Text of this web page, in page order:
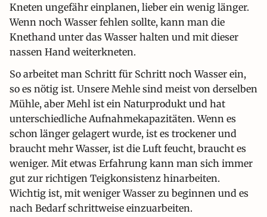
Kneten ungefähr einplanen, lieber ein wenig länger.
Wenn noch Wasser fehlen sollte, kann man die
Knethand unter das Wasser halten und mit dieser
nassen Hand weiterkneten.
So arbeitet man Schritt für Schritt noch Wasser ein,
so es nötig ist. Unsere Mehle sind meist von derselben
Mühle, aber Mehl ist ein Naturprodukt und hat
unterschiedliche Aufnahmekapazitäten. Wenn es
schon länger gelagert wurde, ist es trockener und
braucht mehr Wasser, ist die Luft feucht, braucht es
weniger. Mit etwas Erfahrung kann man sich immer
gut zur richtigen Teigkonsistenz hinarbeiten.
Wichtig ist, mit weniger Wasser zu beginnen und es
nach Bedarf schrittweise einzuarbeiten.